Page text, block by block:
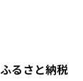
ふるさと納税